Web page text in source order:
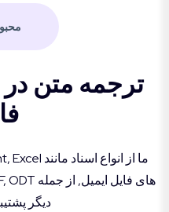
ترجمه متن
دیگر